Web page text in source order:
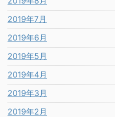
2019年7月
2019年6月
2019年5月
2019年4月
2019年3月
2019年2月